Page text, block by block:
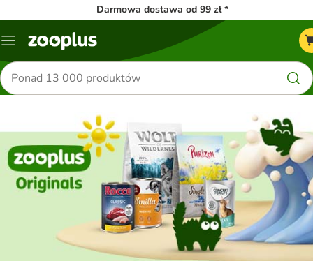
Darmowa dostawa od 99 zł *
Menu
Szukaj
produktów